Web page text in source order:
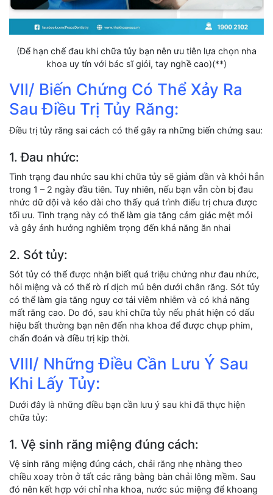
(Để hạn chế đau khi chữa tủy bạn nên ưu tiên lựa chọn nha
khoa uy tín với bác sĩ giỏi, tay nghề cao)(**)
VII/ Biến Chứng Có Thể Xảy Ra
Sau Điều Trị Tủy Răng:
Điều trị tủy răng sai cách có thể gây ra những biến chứng sau:
1. Đau nhức:
Tình trạng đau nhức sau khi chữa tủy sẽ giảm dần và khỏi hẳn
trong 1 – 2 ngày đầu tiên. Tuy nhiên, nếu bạn vẫn còn bị đau
nhức dữ dội và kéo dài cho thấy quá trình điểu trị chưa được
tối ưu. Tình trạng này có thể làm gia tăng cảm giác mệt mỏi
và gây ảnh hưởng nghiêm trọng đến khả năng ăn nhai
2. Sót tủy:
Sót tủy có thể được nhận biết quá triệu chứng như đau nhức,
hôi miệng và có thể rò rỉ dịch mủ bên dưới chân răng. Sót tủy
có thể làm gia tăng nguy cơ tái viêm nhiễm và có khả năng
mất răng cao. Do đó, sau khi chữa tủy nếu phát hiện có dấu
hiệu bất thường bạn nên đến nha khoa để được chụp phim,
chẩn đoán và điều trị kịp thời.
VIII/ Những Điều Cần Lưu Ý Sau
Khi Lấy Tủy:
Dưới đây là những điều bạn cần lưu ý sau khi đã thực hiện
chữa tủy:
1. Vệ sinh răng miệng đúng cách:
Vệ sinh răng miệng đúng cách, chải răng nhẹ nhàng theo
chiều xoay tròn ở tất các răng bằng bàn chải lông mềm. Sau
đó nên kết hợp với chỉ nha khoa, nước súc miệng để khoang